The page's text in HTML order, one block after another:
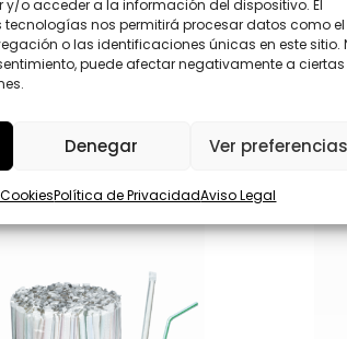
o acceder a la información del dispositivo. El
nos permitirá procesar datos como el
o las identificaciones únicas en este sitio.
puede afectar negativamente a ciertas
Denegar Ver
Política de PrivacidadAviso Legal
Enviar